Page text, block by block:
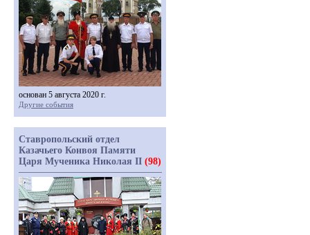
основан 5 августа 2020 г.
Другие события
Ставропольский отдел
Казачьего Конвоя Памяти
Царя Мученика Николая II (98)